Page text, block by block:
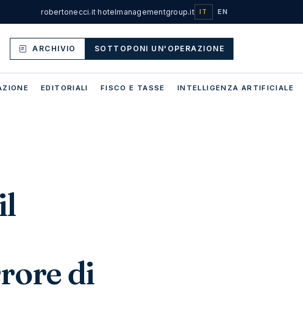
robertonecci.it·hotelmanagementgroup.it IT EN
ARCHIVIO SOTTOPONI UN'OPERAZIONE
EDITORIALI FISCO E TASSE INTELLIGENZA ARTIFICIALE
di